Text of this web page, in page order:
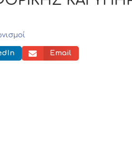
Email